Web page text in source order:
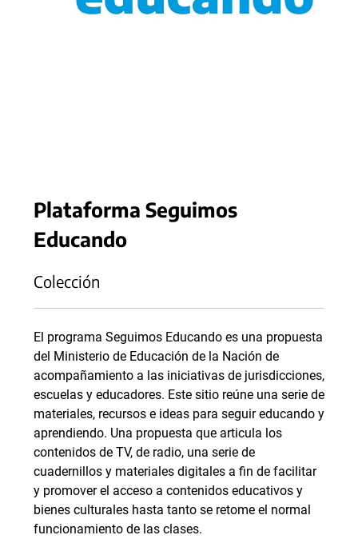
Plataforma Seguimos
Educando
Colección
El programa Seguimos Educando es una propuesta
del Ministerio de Educación de la Nación de
acompañamiento a las iniciativas de jurisdicciones,
escuelas y educadores. Este sitio reúne una serie de
materiales, recursos e ideas para seguir educando y
aprendiendo. Una propuesta que articula los
contenidos de TV, de radio, una serie de
cuadernillos y materiales digitales a fin de facilitar
y promover el acceso a contenidos educativos y
bienes culturales hasta tanto se retome el normal
funcionamiento de las clases.